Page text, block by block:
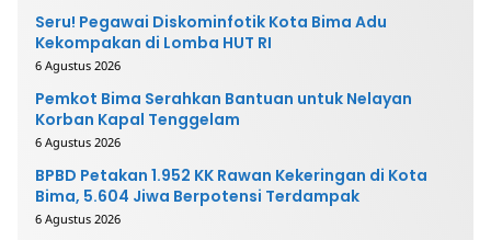
Seru! Pegawai Diskominfotik Kota Bima Adu
Kekompakan di Lomba HUT RI
6 Agustus 2026
Pemkot Bima Serahkan Bantuan untuk Nelayan
Korban Kapal Tenggelam
6 Agustus 2026
BPBD Petakan 1.952 KK Rawan Kekeringan di Kota
Bima, 5.604 Jiwa Berpotensi Terdampak
6 Agustus 2026